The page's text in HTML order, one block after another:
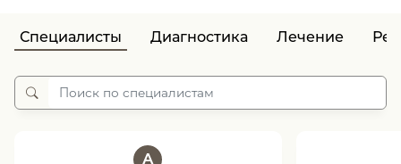
Специалисты Диагностика Лечение
А